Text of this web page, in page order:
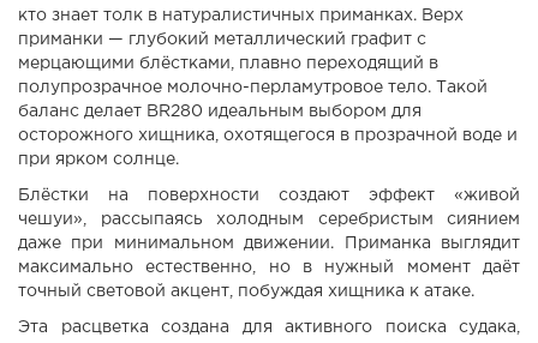
кто знает толк в натуралистичных приманках. Верх
приманки — глубокий металлический графит с
мерцающими блёстками, плавно переходящий в
полупрозрачное молочно-перламутровое тело. Такой
баланс делает BR280 идеальным выбором для
осторожного хищника, охотящегося в прозрачной воде и
при ярком солнце.
Блёстки на поверхности создают эффект «живой
чешуи», рассыпаясь холодным серебристым сиянием
даже при минимальном движении. Приманка выглядит
максимально естественно, но в нужный момент даёт
точный световой акцент, побуждая хищника к атаке.
Эта расцветка создана для активного поиска судака,